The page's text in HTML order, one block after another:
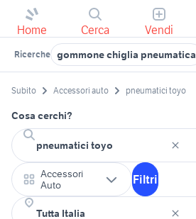
Home Cerca Vendi
Ricerche gommone chiglia pneumatica
Subito Accessori auto pneumatici toyo
Cosa cerchi?
Accessori
Auto
Filtri